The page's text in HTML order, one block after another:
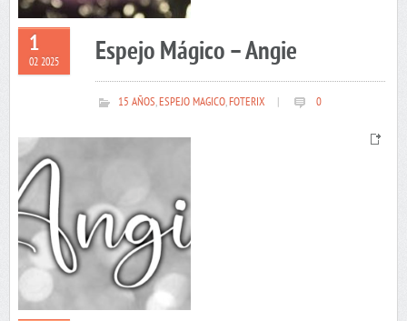
1
02 2025 Espejo Mágico – Angie
15 AÑOS,ESPEJO MAGICO,FOTERIX 0